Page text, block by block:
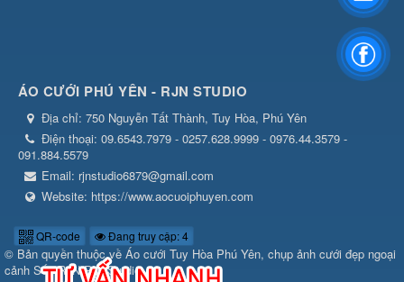
ÁO CƯỚI PHÚ YÊN - RJN STUDIO
Địa chỉ: 750 Nguyễn Tất Thành, Tuy Hòa, Phú Yên
Điện thoại: 09.6543.7979 - 0257.628.9999 - 0976.44.3579 -
091.884.5579
Email: rjnstudio6879@gmail.com
Website: https://www.aocuoiphuyen.com
QR-code Đang truy cập: 4
© Bản quyền thuộc về Áo cưới Tuy Hòa Phú Yên, chụp ảnh cưới đẹp ngoại
cảnh Số1 RJN RIN Studio